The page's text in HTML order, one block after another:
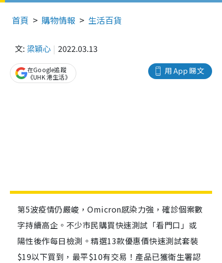
首頁 購物情報 生活百貨
文: 梁穎心 2022.03.13
用 App 睇文
在Google追蹤
《UHK 港生活》
第5波疫情仍嚴峻，Omicron感染力強，確診個案數
字持續高企。不少市民購買快速測試「看門口」或
陽性後作每日檢測。精選13款優惠價快速測試套裝
$19以下買到，最平$10有交易！產品已獲衛生署認